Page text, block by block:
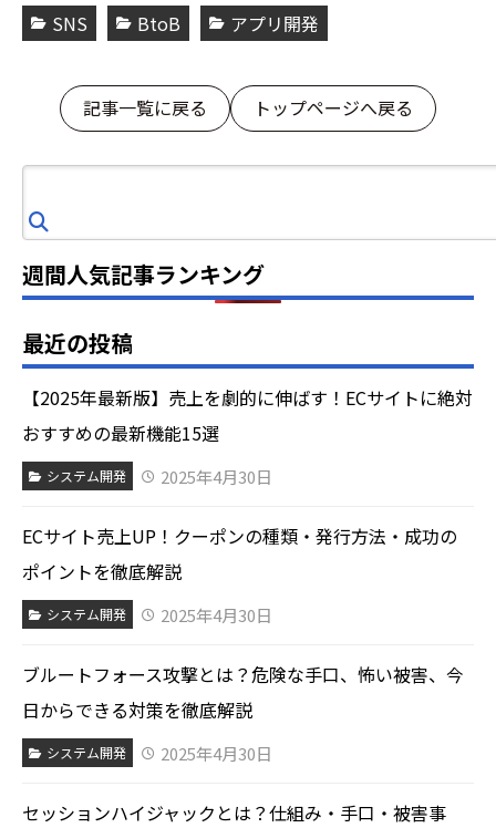
SNS
BtoB アプリ開発
記事一覧に戻る トップページへ戻る
索
週間人気記事ランキング
最近の投稿
【2025年最新版】売上を劇的に伸ばす！ECサイトに絶対
おすすめの最新機能15選
システム開発 2025年4月30日
ECサイト売上UP！クーポンの種類・発行方法・成功の
ポイントを徹底解説
システム開発 2025年4月30日
ブルートフォース攻撃とは？危険な手口、怖い被害、今
日からできる対策を徹底解説
システム開発 2025年4月30日
セッションハイジャックとは？仕組み・手口・被害事